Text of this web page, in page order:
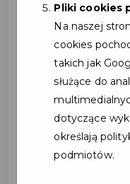
co zwiększa ich
lokalnej
• Wzrost liczby
Oferowanie
mieszkańców do
Partnerów, co
zainteresowanie
przychodów.
• Budowanie
Pliki cookies
Na naszej
cookies
takich jak
służące do
dotyczące
określają
podmiotów.